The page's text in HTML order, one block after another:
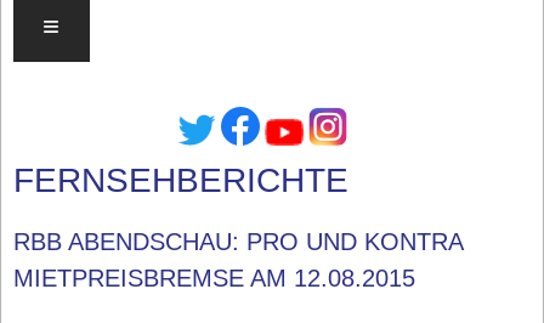
≡
FERNSEHBERICHTE
RBB ABENDSCHAU: PRO UND KONTRA
MIETPREISBREMSE AM 12.08.2015